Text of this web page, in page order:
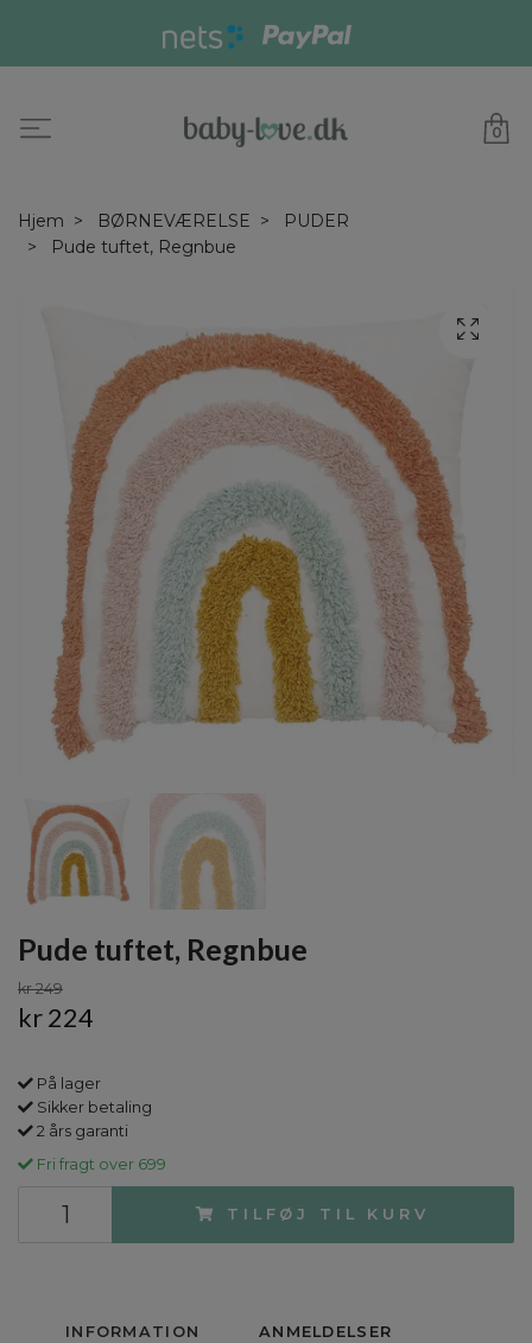
0
Hjem BØRNEVÆRELSE
PUDER
Pude tuftet, Regnbue
Pude tuftet, Regnbue
kr 249
kr 224
På lager
Sikker betaling
2 års garanti
Fri fragt over 699
TILFØJ TIL KURV
INFORMATION ANMELDELSER